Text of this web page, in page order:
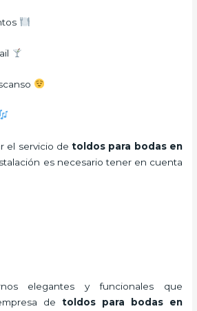
el servicio de toldos para bodas en
es necesario tener en cuenta
elegantes y funcionales que
de toldos para bodas
en